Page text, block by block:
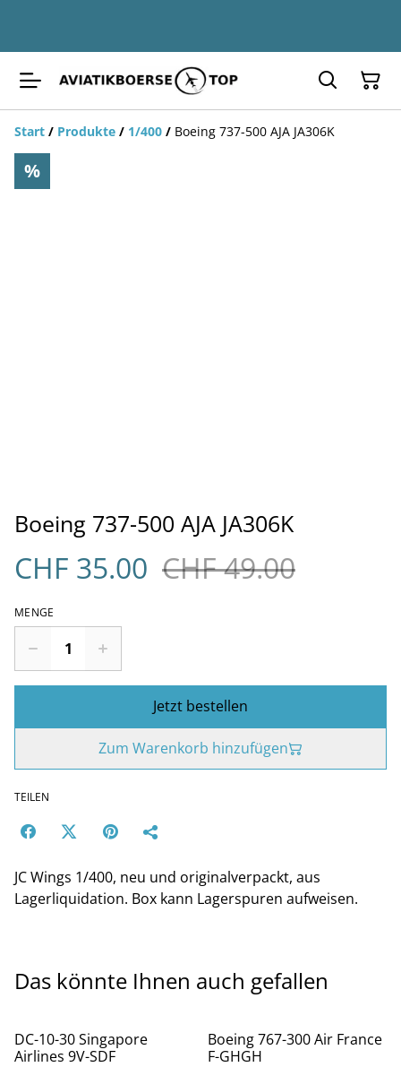
Start / Produkte / 1/400 / Boeing 737-500 AJA JA306K
%
Boeing 737-500 AJA JA306K
CHF 35.00 CHF 49.00
MENGE
Jetzt bestellen
Zum Warenkorb hinzufügen
TEILEN
JC Wings 1/400, neu und originalverpackt, aus
Lagerliquidation. Box kann Lagerspuren aufweisen.
Das könnte Ihnen auch gefallen
%
DC-10-30 Singapore
Airlines 9V-SDF
%
Boeing 767-300 Air France
F-GHGH